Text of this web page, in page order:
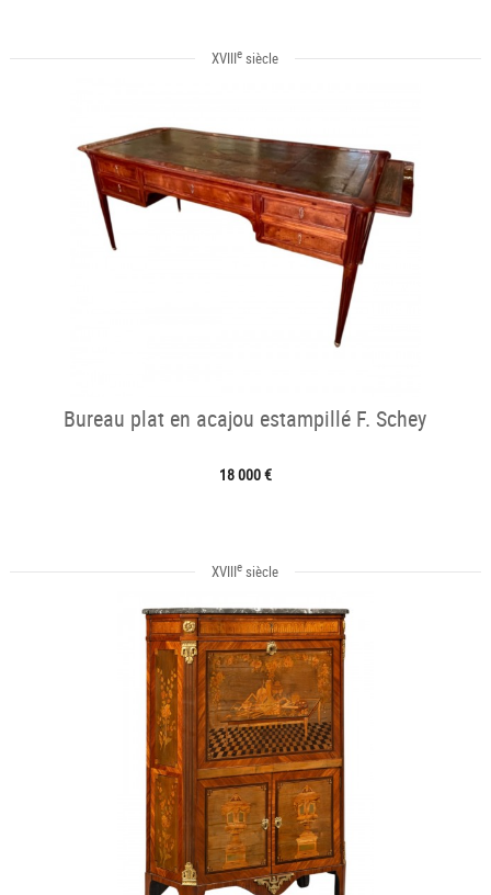
XVIIIe siècle
Bureau plat en acajou estampillé F. Schey
18 000 €
XVIIIe siècle